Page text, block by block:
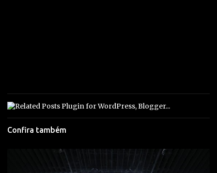
Confira também